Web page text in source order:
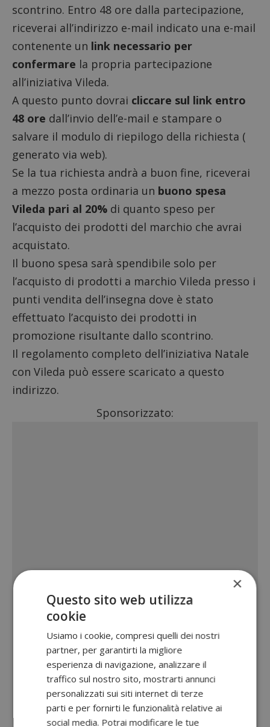
scontrino. Entro 48 ore dalla partecipazione,
riceverai all’indirizzo e-mail indicato una e-mail
contenente un link necessario per
confermare la propria partecipazione
all’iniziativa Vileda.
A questo punto dovrai cliccare sul link entro
48 ore dall’invio dell’e-mail e stampare o
salvare il modulo di riepilogo della richiesta (
generato via web).
Se la tua richiesta andrà a buon fine, riceverai
a mezzo posta ordinaria un buono spesa
Vileda pari al 20% di quanto speso per
l’acquisto dei prodotti del marchio che avrai
acquistato.
Il buono spesa sarà spendibile solo per
l’acquisto di prodotti a marchio Vileda presso i
punti vendita dell’insegna dove è stato
effettuato l’acquisto dei prodotti in
promozione risultante dallo scontrino.
Il regolamento completo dell’iniziativa Natale
con Vileda può essere scaricato a questo
indirizzo.
Sponsorizzato:
×
Questo sito web utilizza
cookie
Usiamo i cookie, compresi quelli dei nostri
partner, per garantirti la migliore
esperienza di navigazione, analizzare il
traffico sul nostro sito, mostrarti annunci
personalizzati sui siti internet di terze
parti e per fornirti le funzionalità relative ai
social media. Potrai modificare le tue